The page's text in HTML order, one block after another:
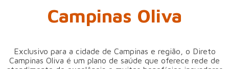
Campinas Oliva
Exclusivo para a cidade de Campinas e região, o Direto
Campinas Oliva é um plano de saúde que oferece rede de